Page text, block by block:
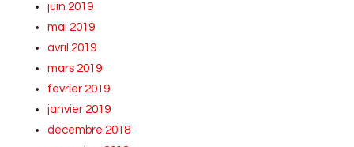
juin 2019
mai 2019
avril 2019
mars 2019
février 2019
janvier 2019
décembre 2018